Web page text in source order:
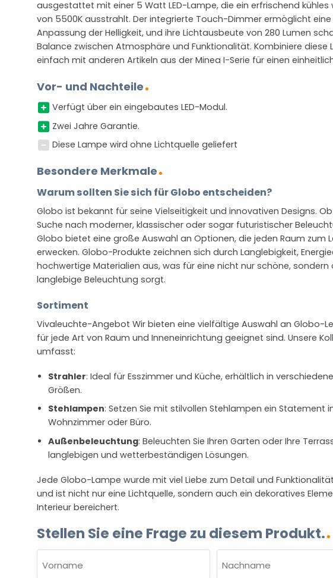
ausgestattet mit einer 5 Watt LED-Lampe, die ein erfrischend kühles
von 5500K ausstrahlt. Der integrierte Touch-Dimmer ermöglicht
Anpassung der Helligkeit, und ihre Lichtausbeute von 280 Lumen
Balance zwischen Atmosphäre und Funktionalität. Kombiniere diese
einfach mit anderen Artikeln aus der Minea I-Serie für einen
Vor- und Nachteile
Verfügt über ein eingebautes LED-Modul.
Zwei Jahre Garantie.
Diese Lampe wird ohne Lichtquelle geliefert
Besondere Merkmale
Warum sollten Sie sich für Globo entscheiden?
Globo ist bekannt für seine Vielseitigkeit und innovativen Designs.
Suche nach moderner, klassischer oder sogar futuristischer
Globo bietet eine große Auswahl an Optionen, die jeden Raum zum
erwecken. Globo-Produkte zeichnen sich durch Langlebigkeit,
hochwertige Materialien aus, was für eine nicht nur schöne, sondern
langlebige Beleuchtung sorgt.
Sortiment
Vivaleuchte-Angebot Wir bieten eine vielfältige Auswahl an Globo-
für jede Art von Raum und Inneneinrichtung geeignet sind. Unsere
umfasst:
Strahler: Ideal für Esszimmer und Küche, erhältlich in
Größen.
Stehlampen: Setzen Sie mit stilvollen Stehlampen ein Statement
Wohnzimmer oder Büro.
Außenbeleuchtung: Beleuchten Sie Ihren Garten oder Ihre
langlebigen und wetterbeständigen Lösungen.
Jede Globo-Lampe wurde mit viel Liebe zum Detail und
und ist nicht nur eine Lichtquelle, sondern auch ein dekoratives
Interieur bereichert.
Stellen Sie eine Frage zu diesem Produkt.
(ERFORDERLICH)